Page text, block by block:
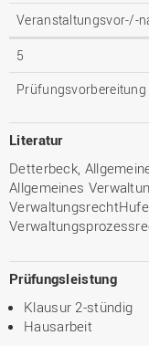
Veranstaltungsvor-/-
5
Prüfungsvorbereitung
Literatur
Detterbeck,
Allgemeines
Prüfungsleistung
Klausur 2-stündig
Hausarbeit